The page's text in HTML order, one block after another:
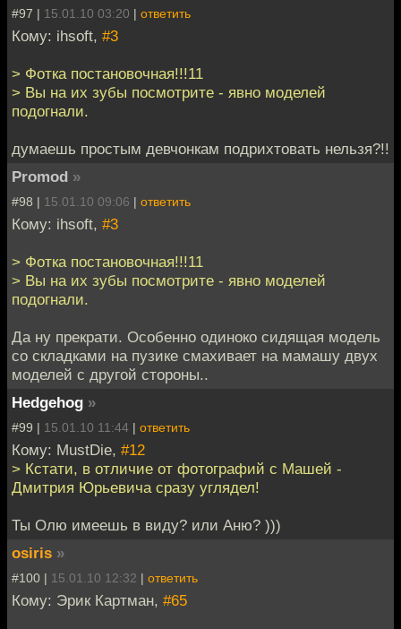
#97 | 15.01.10 03:20 | ответить
Кому: ihsoft, #3
> Фотка постановочная!!!11
> Вы на их зубы посмотрите - явно моделей
подогнали.
думаешь простым девчонкам подрихтовать нельзя?!!
Promod »
#98 | 15.01.10 09:06 | ответить
Кому: ihsoft, #3
> Фотка постановочная!!!11
> Вы на их зубы посмотрите - явно моделей
подогнали.
Да ну прекрати. Особенно одиноко сидящая модель
со складками на пузике смахивает на мамашу двух
моделей с другой стороны..
Hedgehog »
#99 | 15.01.10 11:44 | ответить
Кому: MustDie, #12
> Кстати, в отличие от фотографий с Машей -
Дмитрия Юрьевича сразу углядел!
Ты Олю имеешь в виду? или Аню? )))
osiris »
#100 | 15.01.10 12:32 | ответить
Кому: Эрик Картман, #65